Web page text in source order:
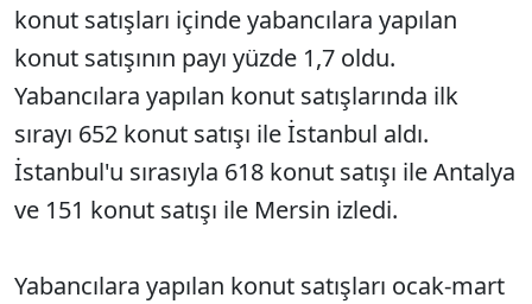
konut satışları içinde yabancılara yapılan
konut satışının payı yüzde 1,7 oldu.
Yabancılara yapılan konut satışlarında ilk
sırayı 652 konut satışı ile İstanbul aldı.
İstanbul'u sırasıyla 618 konut satışı ile Antalya
ve 151 konut satışı ile Mersin izledi.
Yabancılara yapılan konut satışları ocak-mart